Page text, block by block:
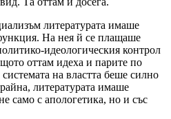
литературата имаше
На нея й се плащаше
идеологическия контрол
оттам идеха и парите по
на властта беше силно
литературата имаше
само с апологетика, но и със